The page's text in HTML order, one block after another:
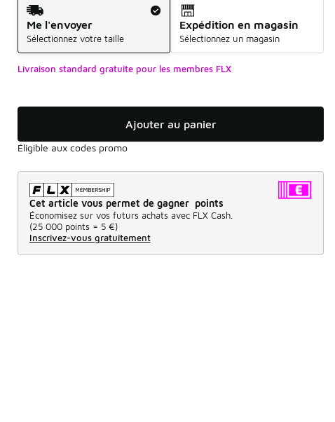
Me l'envoyer
Sélectionnez votre taille
Expédition en magasin
Sélectionnez un magasin
Livraison standard gratuite pour les membres FLX
Ajouter au panier
Éligible aux codes promo
Cet article vous permet de gagner points
Économisez sur vos futurs achats avec FLX Cash.
(25 000 points = 5 €)
Inscrivez-vous gratuitement